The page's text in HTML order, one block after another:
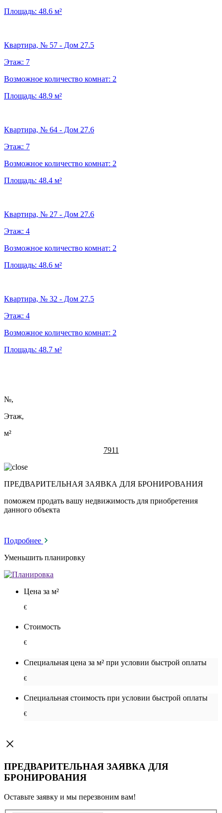
Площадь: 48.6 м²
Квартира, № 57 - Дом 27.5
Этаж: 7
Возможное количество комнат: 2
Площадь: 48.9 м²
Квартира, № 64 - Дом 27.6
Этаж: 7
Возможное количество комнат: 2
Площадь: 48.4 м²
Квартира, № 27 - Дом 27.6
Этаж: 4
Возможное количество комнат: 2
Площадь: 48.6 м²
Квартира, № 32 - Дом 27.5
Этаж: 4
Возможное количество комнат: 2
Площадь: 48.7 м²
№,
Этаж,
м²
7911
ПРЕДВАРИТЕЛЬНАЯ ЗАЯВКА ДЛЯ БРОНИРОВАНИЯ
поможем продать вашу недвижимость для приобретения
данного объекта
Подробнее
Уменьшить планировку
Цена за м²
€
Стоимость
€
Специальная цена за м² при условии быстрой оплаты
€
Специальная cтоимость при условии быстрой оплаты
€
ПРЕДВАРИТЕЛЬНАЯ ЗАЯВКА ДЛЯ
БРОНИРОВАНИЯ
Оставьте заявку и мы перезвоним вам!